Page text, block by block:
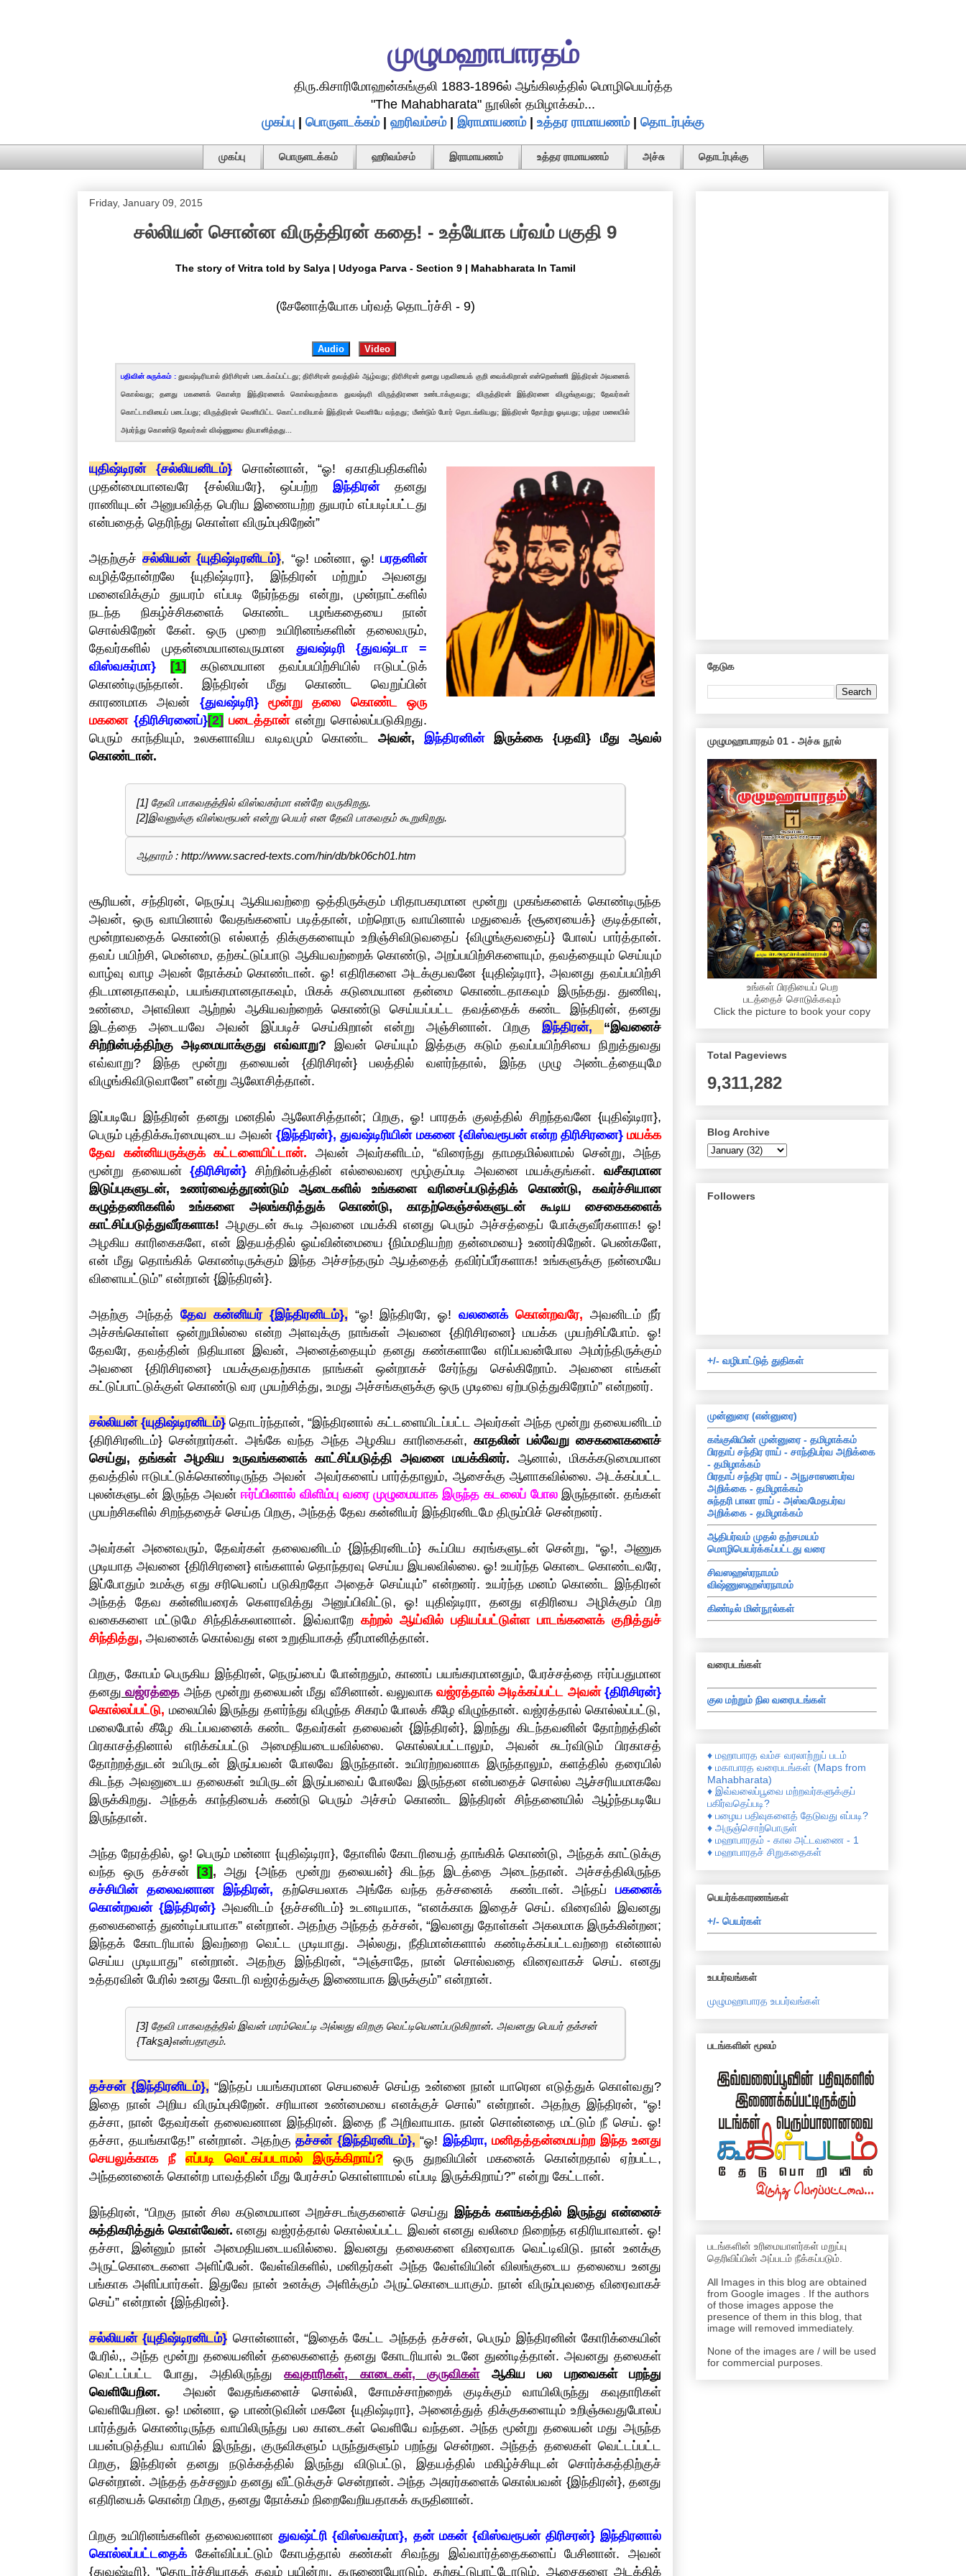
முழுமஹாபாரதம்
திரு.கிசாரிமோஹன்கங்குலி 1883-1896ல் ஆங்கிலத்தில் மொழிபெயர்த்த
"The Mahabharata" நூலின் தமிழாக்கம்...
முகப்பு
பொருளடக்கம்| ஹரிவம்சம்| இராமாயணம்| உத்தர ராமாயணம்| தொடர்புக்கு
முகப்பு பொருளடக்கம் ஹரிவம்சம் இராமாயணம் உத்தர ராமாயணம் அச்சு தொடர்புக்கு
Friday, January 09, 2015
சல்லியன் சொன்ன விருத்திரன் கதை! - உத்யோக பர்வம் பகுதி 9
The story of Vritra told by Salya | Udyoga Parva - Section 9 | Mahabharata In Tamil
(சேனோத்யோக பர்வத் தொடர்ச்சி - 9)
Audio Video
பதிவின் சுருக்கம் :துவஷ்டிரியால் திரிசிரன் படைக்கப்பட்டது; திரிசிரன் தவத்தில் ஆழ்வது; திரிசிரன் தனது பதவியைக் குறி வைக்கிறான் என்றெண்ணி இந்திரன் அவனைக்
கொல்வது; தனது மகனைக் கொன்ற இந்திரனைக் கொல்வதற்காக துவஷ்டிரி விருத்திரனை உண்டாக்குவது; விருத்திரன் இந்திரனை விழுங்குவது; தேவர்கள்
கொட்டாவியைப் படைப்பது; விருத்திரன் வெளியிட்ட கொட்டாவியால் இந்திரன் வெளியே வந்தது; மீண்டும் போர் தொடங்கியது; இந்திரன் தோற்று ஓடியது; மந்தர மலையில்
அமர்ந்து கொண்டு தேவர்கள் விஷ்ணுவை தியானித்தது...
யுதிஷ்டிரன் {சல்லியனிடம்}சொன்னான், “ஓ! ஏகாதிபதிகளில்
முதன்மையானவரே {சல்லியரே}, ஒப்பற்ற இந்திரன்தனது
ராணியுடன் அனுபவித்த பெரிய இணையற்ற துயரம் எப்படிப்பட்டது
என்பதைத் தெரிந்து கொள்ள விரும்புகிறேன்”
அதற்குச்சல்லியன் {யுதிஷ்டிரனிடம்}, “ஓ! மன்னா, ஓ!பரதனின்
வழித்தோன்றலே {யுதிஷ்டிரா}, இந்திரன் மற்றும் அவனது
மனைவிக்கும் துயரம் எப்படி நேர்ந்தது என்று, முன்நாட்களில்
நடந்த நிகழ்ச்சிகளைக் கொண்ட பழங்கதையை நான்
சொல்கிறேன் கேள். ஒரு முறை உயிரினங்களின் தலைவரும்,
தேவர்களில் முதன்மையானவருமான துவஷ்டிரி
{துவஷ்டா =
விஸ்வகர்மா}
[1]
கடுமையான தவப்பயிற்சியில் ஈடுபட்டுக்
கொண்டிருந்தான். இந்திரன் மீது கொண்ட வெறுப்பின்
காரணமாக அவன் {துவஷ்டிரி}மூன்று தலை கொண்ட ஒரு
மகனை {திரிசிரனைப்}[2] படைத்தான்என்று சொல்லப்படுகிறது.
பெரும் காந்தியும், உலகளாவிய வடிவமும் கொண்ட அவன்,இந்திரனின்இருக்கை {பதவி} மீது ஆவல்
கொண்டான்.
[1] தேவி பாகவதத்தில் விஸ்வகர்மா என்றே வருகிறது.
[2]இவனுக்கு விஸ்வரூபன் என்று பெயர் என தேவி பாகவதம் கூறுகிறது.
ஆதாரம் : http://www.sacred-texts.com/hin/db/bk06ch01.htm
சூரியன், சந்திரன், நெருப்பு ஆகியவற்றை ஒத்திருக்கும் பரிதாபகரமான மூன்று முகங்களைக் கொண்டிருந்த
அவன், ஒரு வாயினால் வேதங்களைப் படித்தான், மற்றொரு வாயினால் மதுவைக் {சூரையைக்} குடித்தான்,
மூன்றாவதைக் கொண்டு எல்லாத் திக்குகளையும் உறிஞ்சிவிடுவதைப் {விழுங்குவதைப்} போலப் பார்த்தான்.
தவப் பயிற்சி, மென்மை, தற்கட்டுப்பாடு ஆகியவற்றைக் கொண்டு, அறப்பயிற்சிகளையும், தவத்தையும் செய்யும்
வாழ்வு வாழ அவன் நோக்கம் கொண்டான். ஓ! எதிரிகளை அடக்குபவனே {யுதிஷ்டிரா}, அவனது தவப்பயிற்சி
திடமானதாகவும், பயங்கரமானதாகவும், மிகக் கடுமையான தன்மை கொண்டதாகவும் இருந்தது. துணிவு,
உண்மை, அளவிலா ஆற்றல் ஆகியவற்றைக் கொண்டு செய்யப்பட்ட தவத்தைக் கண்ட இந்திரன், தனது
இடத்தை அடையவே அவன் இப்படிச் செய்கிறான் என்று அஞ்சினான். பிறகு இந்திரன், “இவனைச்
சிற்றின்பத்திற்கு அடிமையாக்குது எவ்வாறு? இவன் செய்யும் இத்தகு கடும் தவப்பயிற்சியை நிறுத்துவது
எவ்வாறு? இந்த மூன்று தலையன் {திரிசிரன்} பலத்தில் வளர்ந்தால், இந்த முழு அண்டத்தையுமே
விழுங்கிவிடுவானே” என்று ஆலோசித்தான்.
இப்படியே இந்திரன் தனது மனதில் ஆலோசித்தான்; பிறகு, ஓ! பாரதக் குலத்தில் சிறந்தவனே {யுதிஷ்டிரா},
பெரும் புத்திக்கூர்மையுடைய அவன்{இந்திரன்}, துவஷ்டிரியின் மகனை {விஸ்வரூபன் என்ற திரிசிரனை}மயக்க
தேவ கன்னியருக்குக் கட்டளையிட்டான். அவன் அவர்களிடம், “விரைந்து தாமதமில்லாமல் சென்று, அந்த
மூன்று தலையன்{திரிசிரன்} சிற்றின்பத்தின் எல்லைவரை மூழ்கும்படி அவனை மயக்குங்கள். வசீகரமான
இடுப்புகளுடன், உணர்வைத்தூண்டும் ஆடைகளில் உங்களை வரிசைப்படுத்திக் கொண்டு, கவர்ச்சியான
கழுத்தணிகளில் உங்களை அலங்கரித்துக் கொண்டு, காதற்கெஞ்சல்களுடன் கூடிய சைகைகளைக்
காட்சிப்படுத்துவீர்களாக! அழகுடன் கூடி அவனை மயக்கி எனது பெரும் அச்சத்தைப் போக்குவீர்களாக! ஓ!
அழகிய காரிகைகளே, என் இதயத்தில் ஓய்வின்மையை {நிம்மதியற்ற தன்மையை} உணர்கிறேன். பெண்களே,
என் மீது தொங்கிக் கொண்டிருக்கும் இந்த அச்சந்தரும் ஆபத்தைத் தவிர்ப்பீர்களாக! உங்களுக்கு நன்மையே
விளையட்டும்” என்றான் {இந்திரன்}.
அதற்கு அந்தத் தேவ கன்னியர் {இந்திரனிடம்}, “ஓ! இந்திரரே, ஓ!வலனைக்கொன்றவரே, அவனிடம் நீர்
அச்சங்கொள்ள ஒன்றுமில்லை என்ற அளவுக்கு நாங்கள் அவனை {திரிசிரனை} மயக்க முயற்சிப்போம். ஓ!
தேவரே, தவத்தின் நிதியான இவன், அனைத்தையும் தனது கண்களாலே எரிப்பவன்போல அமர்ந்திருக்கும்
அவனை {திரிசிரனை} மயக்குவதற்காக நாங்கள் ஒன்றாகச் சேர்ந்து செல்கிறோம். அவனை எங்கள்
கட்டுப்பாட்டுக்குள் கொண்டு வர முயற்சித்து, உமது அச்சங்களுக்கு ஒரு முடிவை ஏற்படுத்துகிறோம்” என்றனர்.
சல்லியன் {யுதிஷ்டிரனிடம்} தொடர்ந்தான், “இந்திரனால் கட்டளையிடப்பட்ட அவர்கள் அந்த மூன்று தலையனிடம்
{திரிசிரனிடம்} சென்றார்கள். அங்கே வந்த அந்த அழகிய காரிகைகள், காதலின் பல்வேறு சைகளைகளைச்
செய்து, தங்கள் அழகிய உருவங்களைக் காட்சிப்படுத்தி அவனை மயக்கினர். ஆனால், மிகக்கடுமையான
தவத்தில் ஈடுபட்டுக்கொண்டிருந்த அவன் அவர்களைப் பார்த்தாலும், ஆசைக்கு ஆளாகவில்லை. அடக்கப்பட்ட
புலன்களுடன் இருந்த அவன்ஈர்ப்பினால் விளிம்பு வரை முழுமையாக இருந்த கடலைப் போலஇருந்தான். தங்கள்
முயற்சிகளில் சிறந்ததைச் செய்த பிறகு, அந்தத் தேவ கன்னியர் இந்திரனிடமே திரும்பிச் சென்றனர்.
அவர்கள் அனைவரும், தேவர்கள் தலைவனிடம் {இந்திரனிடம்} கூப்பிய கரங்களுடன் சென்று, “ஓ!, அணுக
முடியாத அவனை {திரிசிரனை} எங்களால் தொந்தரவு செய்ய இயலவில்லை. ஓ! உயர்ந்த கொடை கொண்டவரே,
இப்போதும் உமக்கு எது சரியெனப் படுகிறதோ அதைச் செய்யும்” என்றனர். உயர்ந்த மனம் கொண்ட இந்திரன்
அந்தத் தேவ கன்னியரைக் கௌரவித்து அனுப்பிவிட்டு, ஓ! யுதிஷ்டிரா, தனது எதிரியை அழிக்கும் பிற
வகைகளை மட்டுமே சிந்திக்கலானான். இவ்வாறே கற்றல் ஆய்வில் பதியப்பட்டுள்ள பாடங்களைக் குறித்துச்
சிந்தித்து, அவனைக் கொல்வது என உறுதியாகத் தீர்மானித்தான்.
பிறகு, கோபம் பெருகிய இந்திரன், நெருப்பைப் போன்றதும், காணப் பயங்கரமானதும், பேரச்சத்தை ஈர்ப்பதுமான
தனது வஜ்ரத்தை அந்த மூன்று தலையன் மீது வீசினான். வலுவாகவஜ்ரத்தால் அடிக்கப்பட்ட அவன்{திரிசிரன்}
கொல்லப்பட்டு, மலையில் இருந்து தளர்ந்து விழுந்த சிகரம் போலக் கீழே விழுந்தான். வஜ்ரத்தால் கொல்லப்பட்டு,
மலைபோல் கீழே கிடப்பவனைக் கண்ட தேவர்கள் தலைவன் {இந்திரன்}, இறந்து கிடந்தவனின் தோற்றத்தின்
பிரகாசத்தினால் எரிக்கப்பட்டு அமைதியடையவில்லை. கொல்லப்பட்டாலும், அவன் சுடர்விடும் பிரகாசத்
தோற்றத்துடன் உயிருடன் இருப்பவன் போலவே இருந்தான். உயிரற்றவனாக இருந்தாலும், களத்தில் தரையில்
கிடந்த அவனுடைய தலைகள் உயிருடன் இருப்பவைப் போலவே இருந்தன என்பதைச் சொல்ல ஆச்சரியமாகவே
இருக்கிறது. அந்தக் காந்தியைக் கண்டு பெரும் அச்சம் கொண்ட இந்திரன் சிந்தனையில் ஆழ்ந்தபடியே
இருந்தான்.
அந்த நேரத்தில், ஓ! பெரும் மன்னா {யுதிஷ்டிரா}, தோளில் கோடரியைத் தாங்கிக் கொண்டு, அந்தக் காட்டுக்கு
வந்த ஒரு தச்சன்
[3] , அது {அந்த மூன்று தலையன்} கிடந்த இடத்தை அடைந்தான். அச்சத்திலிருந்த
சச்சியின் தலைவனான இந்திரன், தற்செயலாக அங்கே வந்த தச்சனைக் கண்டான். அந்தப்பகனைக்
கொன்றவன் {இந்திரன்} அவனிடம் {தச்சனிடம்} உடனடியாக, “எனக்காக இதைச் செய். விரைவில் இவனது
தலைகளைத் துண்டிப்பாயாக” என்றான். அதற்கு அந்தத் தச்சன், “இவனது தோள்கள் அகலமாக இருக்கின்றன;
இந்தக் கோடரியால் இவற்றை வெட்ட முடியாது. அல்லது, நீதிமான்களால் கண்டிக்கப்பட்டவற்றை என்னால்
செய்ய முடியாது” என்றான். அதற்கு இந்திரன், “அஞ்சாதே, நான் சொல்வதை விரைவாகச் செய். எனது
உத்தரவின் பேரில் உனது கோடரி வஜ்ரத்துக்கு இணையாக இருக்கும்” என்றான்.
[3] தேவி பாகவதத்தில் இவன் மரம்வெட்டி அல்லது விறகு வெட்டியெனப்படுகிறான். அவனது பெயர் தக்சன்
{Taksa}என்பதாகும்.
தச்சன் {இந்திரனிடம்}, “இந்தப் பயங்கரமான செயலைச் செய்த உன்னை நான் யாரென எடுத்துக் கொள்வது?
இதை நான் அறிய விரும்புகிறேன். சரியான உண்மையை எனக்குச் சொல்” என்றான். அதற்கு இந்திரன், “ஓ!
தச்சா, நான் தேவர்கள் தலைவனான இந்திரன். இதை நீ அறிவாயாக. நான் சொன்னதை மட்டும் நீ செய். ஓ!
தச்சா, தயங்காதே!” என்றான். அதற்கு தச்சன் {இந்திரனிடம்}, “ஓ! இந்திரா, மனிதத்தன்மையற்ற இந்த உனது
செயலுக்காக நீ எப்படி வெட்கப்படாமல் இருக்கிறாய்?
ஒரு துறவியின் மகனைக் கொன்றதால் ஏற்பட்ட,
அந்தணனைக் கொன்ற பாவத்தின் மீது பேரச்சம் கொள்ளாமல் எப்படி இருக்கிறாய்?” என்று கேட்டான்.
இந்திரன், “பிறகு நான் சில கடுமையான அறச்சடங்குகளைச் செய்து இந்தக் களங்கத்தில் இருந்து என்னைச்
சுத்திகரித்துக் கொள்வேன். எனது வஜ்ரத்தால் கொல்லப்பட்ட இவன் எனது வலிமை நிறைந்த எதிரியாவான். ஓ!
தச்சா, இன்னும் நான் அமைதியடையவில்லை. இவனது தலைகளை விரைவாக வெட்டிவிடு. நான் உனக்கு
அருட்கொடைகளை அளிப்பேன். வேள்விகளில், மனிதர்கள் அந்த வேள்வியின் விலங்குடைய தலையை உனது
பங்காக அளிப்பார்கள். இதுவே நான் உனக்கு அளிக்கும் அருட்கொடையாகும். நான் விரும்புவதை விரைவாகச்
செய்” என்றான் {இந்திரன்}.
சல்லியன் {யுதிஷ்டிரனிடம்} சொன்னான், “இதைக் கேட்ட அந்தத் தச்சன், பெரும் இந்திரனின் கோரிக்கையின்
பேரில்,, அந்த மூன்று தலையனின் தலைகளைத் தனது கோடரியால் உடனே துண்டித்தான். அவனது தலைகள்
வெட்டப்பட்ட போது, அதிலிருந்துகவுதாரிகள், காடைகள், குருவிகள்ஆகிய பல பறவைகள் பறந்து
வெளியேறின.
அவன் வேதங்களைச் சொல்லி, சோமச்சாற்றைக் குடிக்கும் வாயிலிருந்து கவுதாரிகள்
வெளியேறின. ஓ! மன்னா, ஓ பாண்டுவின் மகனே {யுதிஷ்டிரா}, அனைத்துத் திக்குகளையும் உறிஞ்சுவதுபோலப்
பார்த்துக் கொண்டிருந்த வாயிலிருந்து பல காடைகள் வெளியே வந்தன. அந்த மூன்று தலையன் மது அருந்த
பயன்படுத்திய வாயில் இருந்து, குருவிகளும் பருந்துகளும் பறந்து சென்றன. அந்தத் தலைகள் வெட்டப்பட்ட
பிறகு, இந்திரன் தனது நடுக்கத்தில் இருந்து விடுபட்டு, இதயத்தில் மகிழ்ச்சியுடன் சொர்க்கத்திற்குச்
சென்றான். அந்தத் தச்சனும் தனது வீட்டுக்குச் சென்றான். அந்த அசுரர்களைக் கொல்பவன் {இந்திரன்}, தனது
எதிரியைக் கொன்ற பிறகு, தனது நோக்கம் நிறைவேறியதாகக் கருதினான்.
பிறகு உயிரினங்களின் தலைவனானதுவஷ்ட்ரி {விஸ்வகர்மா}, தன் மகன் {விஸ்வரூபன் திரிசரன்} இந்திரனால்
கொல்லப்பட்டதைக்கேள்விப்பட்டும் கோபத்தால் கண்கள் சிவந்து இவ்வார்த்தைகளைப் பேசினான். அவன்
{துவஷ்டிரி}, "தொடர்ச்சியாகத் தவம் பயின்று, கருணையோடும், தற்கட்டுபாட்டோடும், ஆசைகளை அடக்கிக்
தேடுக
முழுமஹாபாரதம் 01 - அச்சு நூல்
உங்கள் பிரதியைப் பெற
படத்தைச் சொடுக்கவும்
Click the picture to book your copy
Total Pageviews
9,311,282
Blog Archive
Followers
+/- வழிபாட்டுத் துதிகள்
முன்னுரை (என்னுரை)
கங்குலியின் முன்னுரை - தமிழாக்கம்
பிரதாப் சந்திர ராய் - சாந்திபர்வ அறிக்கை
- தமிழாக்கம்
பிரதாப் சந்திர ராய் - அநுசாஸனபர்வ
அறிக்கை - தமிழாக்கம்
சுந்தரி பாலா ராய் - அஸ்வமேதபர்வ
அறிக்கை - தமிழாக்கம்
ஆதிபர்வம் முதல் தற்சமயம்
மொழிபெயர்க்கப்பட்டது வரை
சிவஸஹஸ்ரநாமம்
விஷ்ணுஸஹஸ்ரநாமம்
கிண்டில் மின்நூல்கள்
வரைபடங்கள்
குல மற்றும் நில வரைபடங்கள்
♦ மஹாபாரத வம்ச வரலாற்றுப் படம்
♦ மகாபாரத வரைபடங்கள் (Maps from
Mahabharata)
♦ இவ்வலைப்பூவை மற்றவர்களுக்குப்
பகிர்வதெப்படி?
♦ பழைய பதிவுகளைத் தேடுவது எப்படி?
♦ அருஞ்சொற்பொருள்
♦ மஹாபாரதம் - கால அட்டவணை - 1
♦ மஹாபாரதச் சிறுகதைகள்
பெயர்க்காரணங்கள்
+/- பெயர்கள்
உபபர்வங்கள்
முழுமஹாபாரத உபபர்வங்கள்
படங்களின் மூலம்
படங்களின் உரிமையாளர்கள் மறுப்பு
தெரிவிப்பின் அப்படம் நீக்கப்படும்.
All Images in this blog are obtained
from Google images . If the authors
of those images appose the
presence of them in this blog, that
image will removed immediately.
None of the images are / will be used
for commercial purposes.